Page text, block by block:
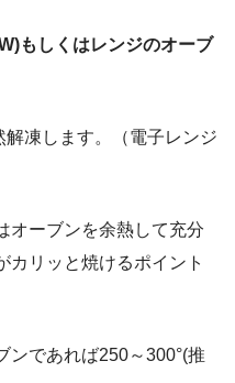
もしくはレンジのオーブ
凍します。（電子レンジ
オーブンを余熱して充分
カリッと焼けるポイント
ンであれば250～300°(推